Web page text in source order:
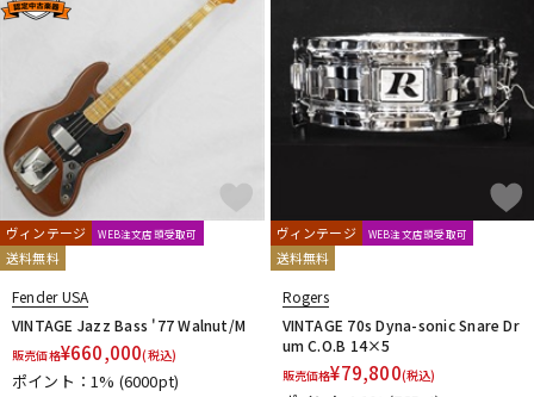
ヴィンテージ WEB注文店頭受取可
送料無料
Fender USA
VINTAGE Jazz Bass '77 Walnut/M
販売価格¥660,000(税込)
ポイント：1% (6000pt)
ヴィンテージ WEB注文店頭受取可
送料無料
Rogers
VINTAGE 70s Dyna-sonic Snare Dr
um C.O.B 14×5
販売価格¥79,800(税込)